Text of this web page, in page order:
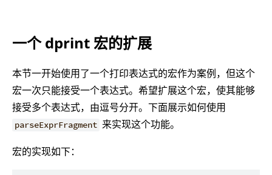
一个 dprint 宏的扩展
本节一开始使用了一个打印表达式的宏作为案例，但这个
宏一次只能接受一个表达式。希望扩展这个宏，使其能够
接受多个表达式，由逗号分开。下面展示如何使用
parseExprFragment 来实现这个功能。
宏的实现如下：